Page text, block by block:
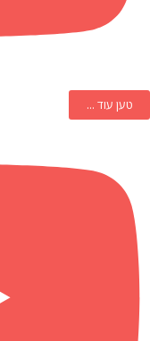
טען עוד ...